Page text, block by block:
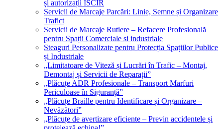
și autorizații ISCIR
Servicii de Marcaje Parcări: Linie, Semne și Organizare
Trafict
Servicii de Marcaje Rutiere – Refacere Profesională
pentru Spații Comerciale si industriale
Steaguri Personalizate pentru Protecția Spațiilor Publice
și Industriale
„Limitatoare de Viteză și Lucrări în Trafic – Montaj,
Demontaj și Servicii de Reparații”
„Plăcuțe ADR Profesionale – Transport Marfuri
Periculoase în Siguranță”
„Plăcuțe Braille pentru Identificare și Organizare –
Nevăzători”
„Plăcuțe de avertizare eficiente – Previn accidentele și